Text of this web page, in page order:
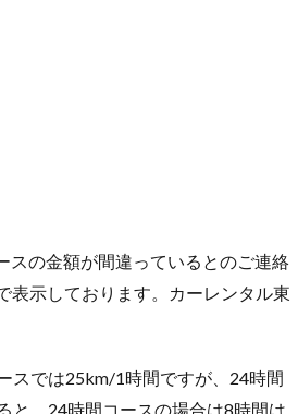
スの金額が間違っているとのご連絡
表示しております。カーレンタル東
スでは25km/1時間ですが、24時間
と、24時間コースの場合は8時間は